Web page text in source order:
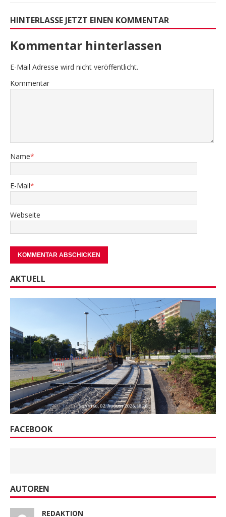
HINTERLASSE JETZT EINEN KOMMENTAR
Kommentar hinterlassen
E-Mail Adresse wird nicht veröffentlicht.
Kommentar
Name*
E-Mail*
Webseite
AKTUELL
FACEBOOK
AUTOREN
REDAKTION